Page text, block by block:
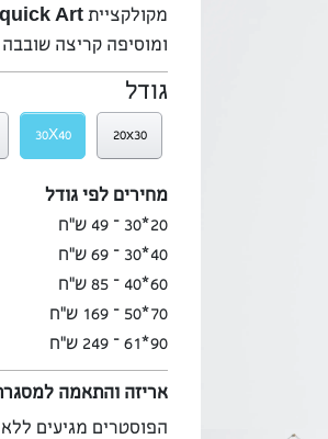
מקולקציית Art
ומוסיפה קריצה
גודל
20x30
30X40
מחירים לפי גודל
20*30 – 49 ש”ח
40*30 – 69 ש”ח
60*40 – 85 ש”ח
70*50 – 169 ש”ח
90*61 – 249 ש”ח
אריזה והתאמה
הפוסטרים מגיעים